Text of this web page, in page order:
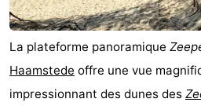
Stationnement
Adresses
Médicales
Région
Hollande-
La plateforme panoramique
Haamstede offre une vue
impressionnant des dunes des